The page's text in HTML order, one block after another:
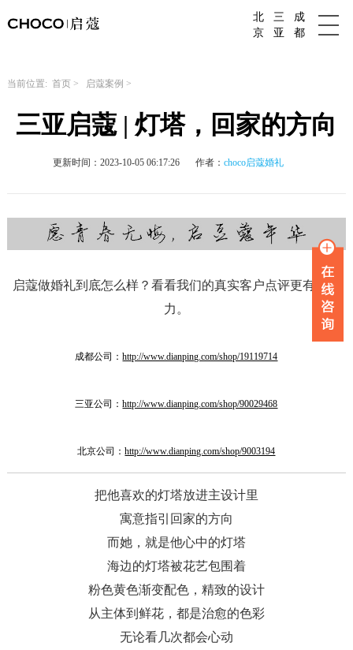
北
京
三
亚
成
都
当前位置: 首页> 启蔻案例 >
三亚启蔻 | 灯塔，回家的方向
更新时间：2023-10-05 06:17:26 作者：choco启蔻婚礼
启蔻做婚礼到底怎么样？看看我们的真实客户点评更有说服
力。
成都公司：http://www.dianping.com/shop/19119714
三亚公司：http://www.dianping.com/shop/90029468
北京公司：http://www.dianping.com/shop/9003194
把他喜欢的灯塔放进主设计里
寓意指引回家的方向
而她，就是他心中的灯塔
海边的灯塔被花艺包围着
粉色黄色渐变配色，精致的设计
从主体到鲜花，都是治愈的色彩
无论看几次都会心动